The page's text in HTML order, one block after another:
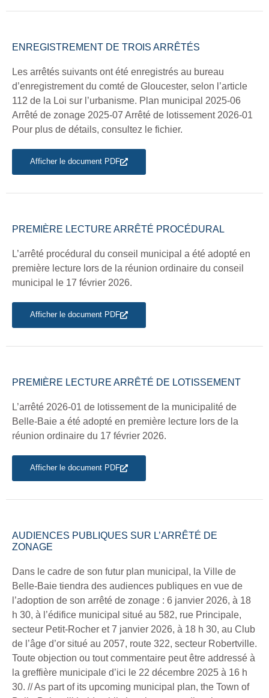
ENREGISTREMENT DE TROIS ARRÊTÉS
Les arrêtés suivants ont été enregistrés au bureau
d’enregistrement du comté de Gloucester, selon l’article
112 de la Loi sur l’urbanisme. Plan municipal 2025-06
Arrêté de zonage 2025-07 Arrêté de lotissement 2026-01
Pour plus de détails, consultez le fichier.
Afficher le document PDF
PREMIÈRE LECTURE ARRÊTÉ PROCÉDURAL
L’arrêté procédural du conseil municipal a été adopté en
première lecture lors de la réunion ordinaire du conseil
municipal le 17 février 2026.
Afficher le document PDF
PREMIÈRE LECTURE ARRÊTÉ DE LOTISSEMENT
L’arrêté 2026-01 de lotissement de la municipalité de
Belle-Baie a été adopté en première lecture lors de la
réunion ordinaire du 17 février 2026.
Afficher le document PDF
AUDIENCES PUBLIQUES SUR L’ARRÊTÉ DE
ZONAGE
Dans le cadre de son futur plan municipal, la Ville de
Belle-Baie tiendra des audiences publiques en vue de
l’adoption de son arrêté de zonage : 6 janvier 2026, à 18
h 30, à l’édifice municipal situé au 582, rue Principale,
secteur Petit-Rocher et 7 janvier 2026, à 18 h 30, au Club
de l’âge d’or situé au 2057, route 322, secteur Robertville.
Toute objection ou tout commentaire peut être addressé à
la greffière municipale d’ici le 22 décembre 2025 à 16 h
30. // As part of its upcoming municipal plan, the Town of